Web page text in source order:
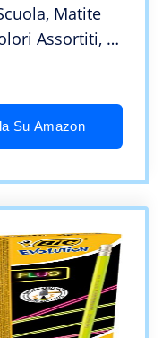
Matite
Assortiti, 2
Su Amazon